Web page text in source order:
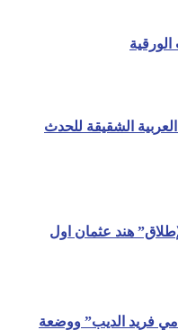
الشقيقة للحدث
هند عثمان اول
فريد الديب” ووضعة